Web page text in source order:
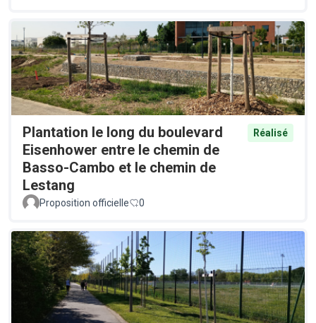
Plantation le long du boulevard
Eisenhower entre le chemin de
Basso-Cambo et le chemin de
Lestang
Réalisé
Proposition officielle 0